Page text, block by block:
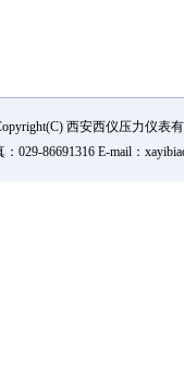
西安西仪压力仪表
029-86691316 E-mail：